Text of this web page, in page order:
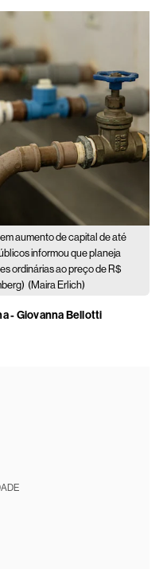
aumento de capital de até
informou que planeja
ordinárias ao preço de R$
(Maira Erlich)
- Giovanna Bellotti